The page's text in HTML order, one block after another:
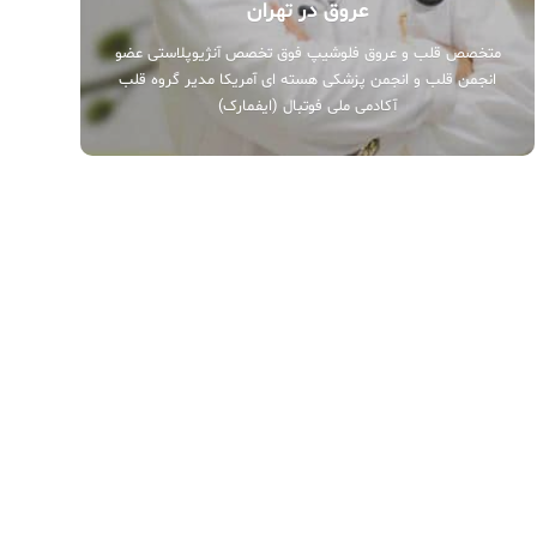
عروق در تهران
متخصص قلب و عروق فلوشیپ فوق تخصص آنژیوپلاستی عضو
انجمن قلب و انجمن پزشکی هسته ای آمریکا مدیر گروه قلب
آکادمی ملی فوتبال (ایفمارک)